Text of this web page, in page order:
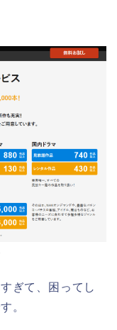
ぎて、困ってし
。